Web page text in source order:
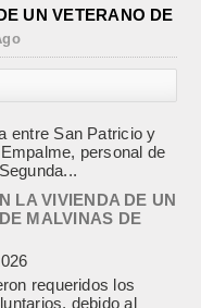
UN VETERANO DE
LA VIVIENDA DE UN
MALVINAS DE
requeridos los
debido al
en la vivienda de
1.200,